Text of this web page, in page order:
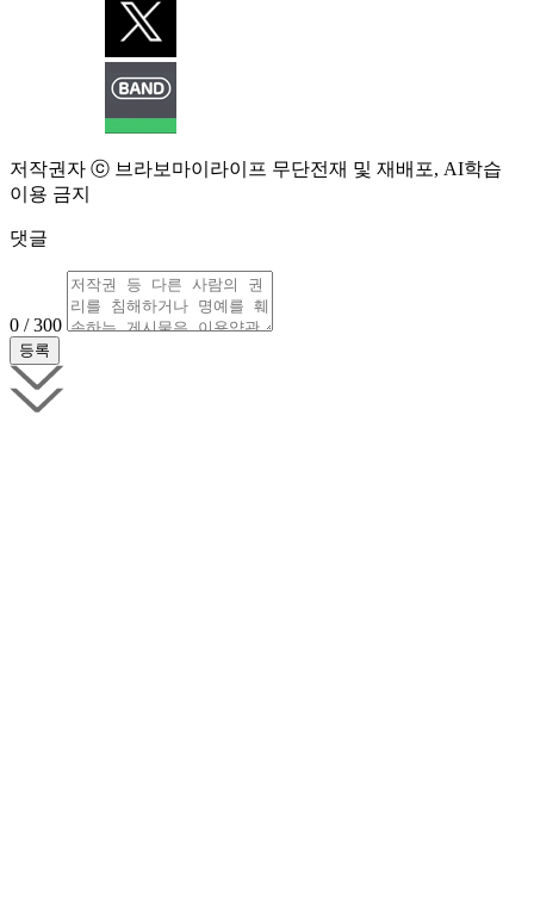
저작권자 ⓒ 브라보마이라이프 무단전재 및 재배포, AI학습
이용 금지
댓글
0 / 300